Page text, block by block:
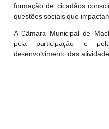
formação de cidadãos
questões sociais que
A Câmara Municipal de
pela participação e
desenvolvimento das